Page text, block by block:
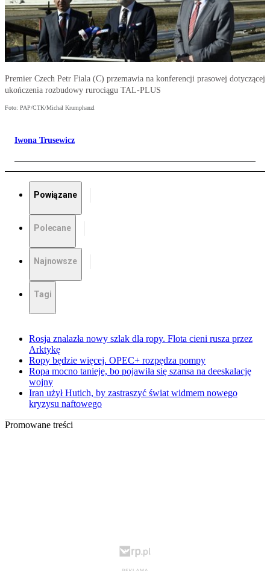
Premier Czech Petr Fiala (C) przemawia na konferencji prasowej dotyczącej
ukończenia rozbudowy rurociągu TAL-PLUS
Foto: PAP/CTK/Michal Krumphanzl
Iwona Trusewicz
Powiązane
Polecane
Najnowsze
Tagi
Rosja znalazła nowy szlak dla ropy. Flota cieni rusza przez
Arktykę
Ropy będzie więcej. OPEC+ rozpędza pompy
Ropa mocno tanieje, bo pojawiła się szansa na deeskalację
wojny
Iran użył Hutich, by zastraszyć świat widmem nowego
kryzysu naftowego
Promowane treści